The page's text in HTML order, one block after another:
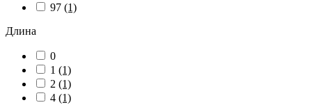
97 (1)
Длина
0
1 (1)
2 (1)
4 (1)